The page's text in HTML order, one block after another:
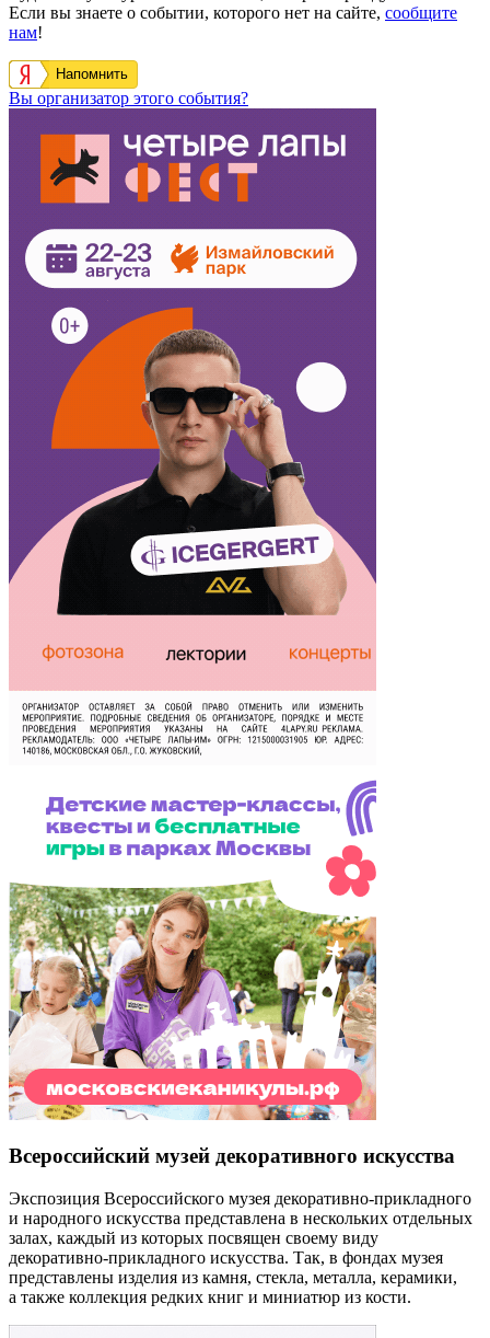
Если вы знаете о событии, которого нет на сайте, сообщите
нам!
Напомнить
Вы организатор этого события?
Всероссийский музей декоративного искусства
Экспозиция Всероссийского музея декоративно-прикладного
и народного искусства представлена в нескольких отдельных
залах, каждый из которых посвящен своему виду
декоративно-прикладного искусства. Так, в фондах музея
представлены изделия из камня, стекла, металла, керамики,
а также коллекция редких книг и миниатюр из кости.